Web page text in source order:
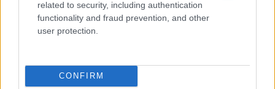
related to security, including authentication
functionality and fraud prevention, and other
user protection.
CONFIRM
1 Cómo hacer sushi de oreo: ingredientes y preparación